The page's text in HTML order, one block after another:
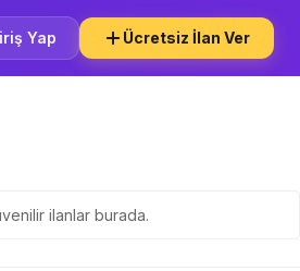
Yap Ücretsiz İlan Ver
ilanlar burada.